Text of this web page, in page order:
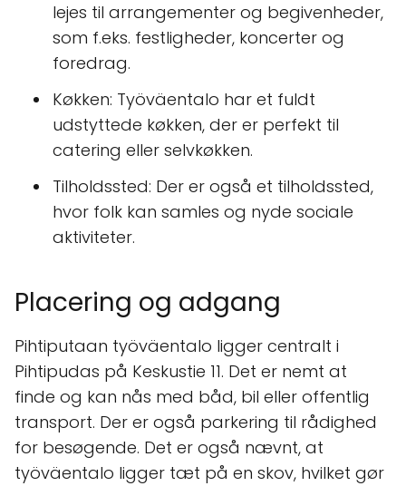
lejes til arrangementer og begivenheder,
som f.eks. festligheder, koncerter og
foredrag.
Køkken: Työväentalo har et fuldt
udstyttede køkken, der er perfekt til
catering eller selvkøkken.
Tilholdssted: Der er også et tilholdssted,
hvor folk kan samles og nyde sociale
aktiviteter.
Placering og adgang
Pihtiputaan työväentalo ligger centralt i
Pihtipudas på Keskustie 11. Det er nemt at
finde og kan nås med båd, bil eller offentlig
transport. Der er også parkering til rådighed
for besøgende. Det er også nævnt, at
työväentalo ligger tæt på en skov, hvilket gør